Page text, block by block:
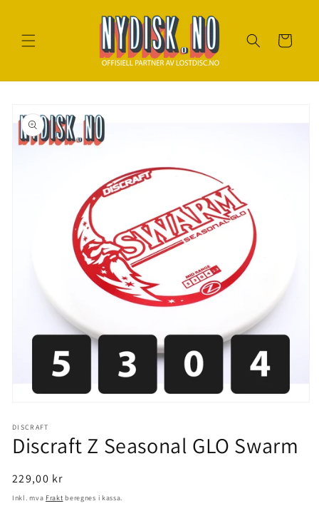
Handlekurv
produktinfo
1
i
modal
DISCRAFT
Discraft Z Seasonal GLO Swarm
Normal
pris
229,00 kr
Inkl. mva Frakt beregnes i kassa.